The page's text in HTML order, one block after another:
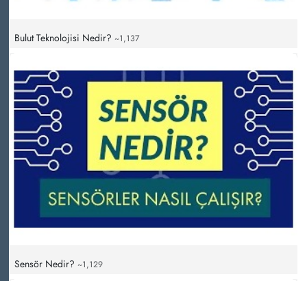
Bulut Teknolojisi Nedir? ~1,137
Sensör Nedir? ~1,129